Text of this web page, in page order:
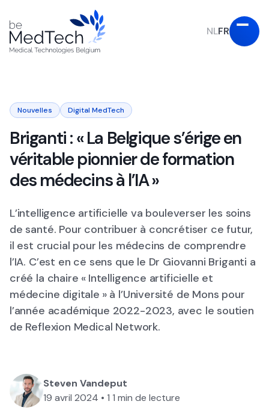
NLFR
Nouvelles Digital MedTech
Briganti : « La Belgique s’érige en
véritable pionnier de formation
des médecins à l’IA »
L’intelligence artificielle va bouleverser les soins
de santé. Pour contribuer à concrétiser ce futur,
il est crucial pour les médecins de comprendre
l’IA. C’est en ce sens que le Dr Giovanni Briganti a
créé la chaire « Intelligence artificielle et
médecine digitale » à l’Université de Mons pour
l’année académique 2022-2023, avec le soutien
de Reflexion Medical Network.
Steven Vandeput
19 avril 2024 • 1 1 min de lecture